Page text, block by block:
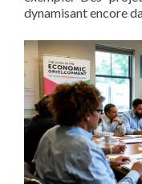
dynamisant encore